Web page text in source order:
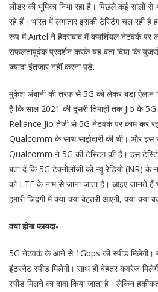
लीडर की भूमिका निभा रहा है। पिछले कई सालों
रहे हैं। भारत में लगातार इसकी टेस्टिंग चल रही
रूप में Airtel ने हैदराबाद में कमर्शियल नेटवर्क पर
सफलतापूर्वक प्रदर्शन करके यह बता दिया कि
ज्यादा इंतजार नहीं करना पड़े.
मुकेश अंबानी की तरफ से 5G को लेकर बड़ा ऐलान
है कि साल 2021 की दूसरी तिमाही तक Jio के 5G
Reliance Jio तेजी से 5G नेटवर्क पर काम कर
Qualcomm के साथ साझेदारी की थी। और इस
Qualcomm ने 5G की टेस्टिंग की है। इस
बता दें कि 5G टेक्नोलॉजी को न्यू रेडियो (NR) के
को LTE के नाम से जाना जाता है। आइए जानते
हमारी जिंदगी में क्या-क्या बेहतरी आएगी, क्या-क्या
क्या होगा फायदा-
5G नेटवर्क के आने से 1Gbps की स्पीड
इंटरनेट स्पीड मिलेगी। साथ ही बेहतर कवरेज
स्पीड मिलने का दावा किया जाता है। लेकिन